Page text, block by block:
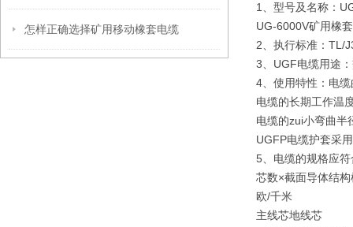
怎样正确选择矿用移动橡套电缆
1、型号及名称：
UG-6000V矿用橡
2、执行标准：TL/
3、UGF电缆用途
4、使用特性：电
电缆的长期工作温
电缆的zui小弯曲半
UGFP电缆护套采
5、电缆的规格应
芯数×截面导体结
欧/千米
主线芯地线芯